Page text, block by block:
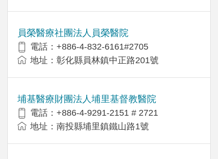
員榮醫療社團法人員榮醫院
電話：+886-4-832-6161#2705
地址：彰化縣員林鎮中正路201號
埔基醫療財團法人埔里基督教醫院
電話：+886-4-9291-2151 # 2721
地址：南投縣埔里鎮鐵山路1號